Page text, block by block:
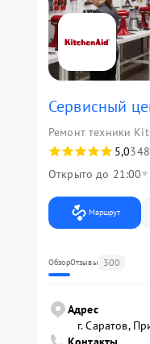
Сервисный
Ремонт техники
5,0
Открыто до 21:00
Маршрут
ОбзорОтзывы 300
Адрес
г. Саратов,